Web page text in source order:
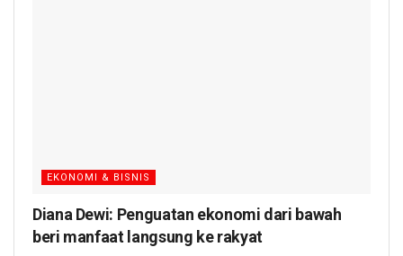
EKONOMI & BISNIS
Diana Dewi: Penguatan ekonomi dari bawah
beri manfaat langsung ke rakyat